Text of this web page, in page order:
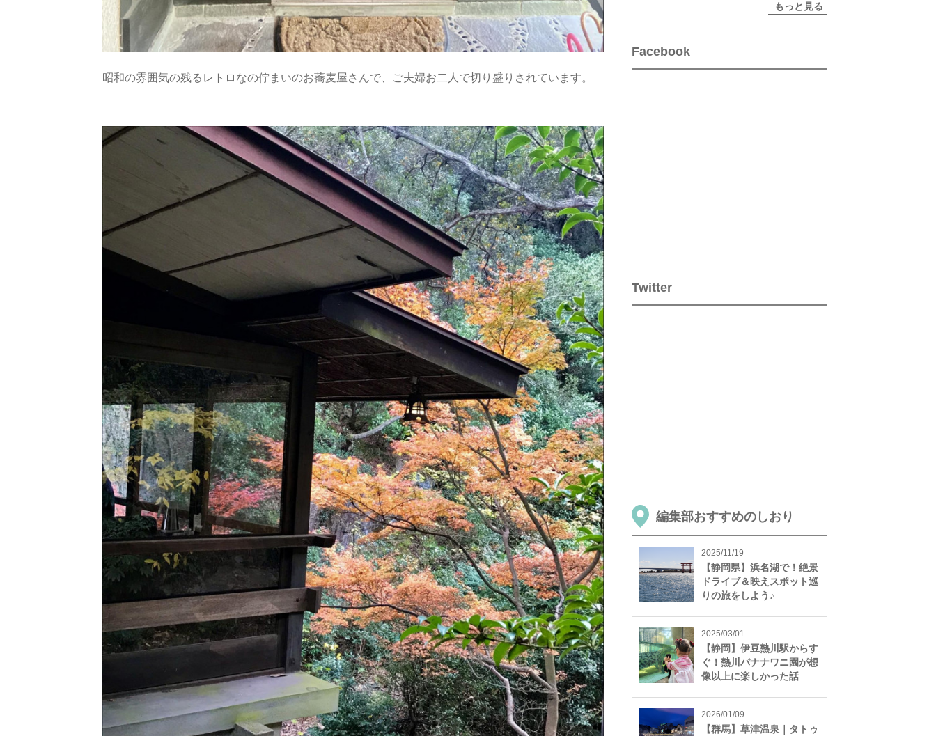
昭和の雰囲気の残るレトロなの佇まいのお蕎麦屋さんで、ご夫婦お二人で切り盛りされています。
もっと見る
Facebook
Twitter
編集部おすすめのしおり
2025/11/19
【静岡県】浜名湖で！絶景
ドライブ＆映えスポット巡
りの旅をしよう♪
2025/03/01
【静岡】伊豆熱川駅からす
ぐ！熱川バナナワニ園が想
像以上に楽しかった話
2026/01/09
【群馬】草津温泉｜タトゥ